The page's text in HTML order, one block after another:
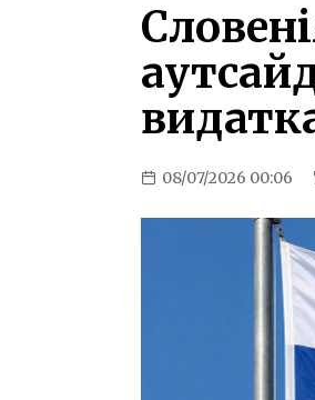
08/07/2026 00:06